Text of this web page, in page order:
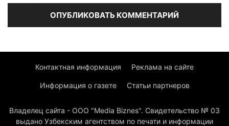
Контактная информация Реклама на сайте
Информация о газете Статьи партнеров
Владелец сайта - ООО "Media Biznes". Свидетельство № 03
выдано Узбекским агентством по печати и информации